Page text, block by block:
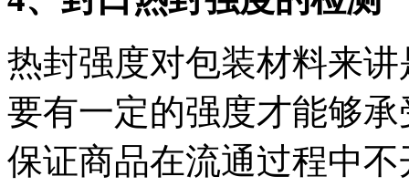
热封强度对包装材料来
要有一定的强度才能够
保证商品在流通过程中